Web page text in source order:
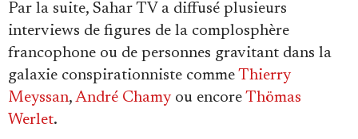
Par la suite, Sahar TV a diffusé plusieurs
interviews de figures de la complosphère
francophone ou de personnes gravitant dans la
galaxie conspirationniste comme Thierry
Meyssan, André Chamyou encore Thömas
Werlet.